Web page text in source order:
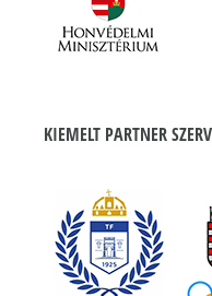
KIEMELT PARTNER